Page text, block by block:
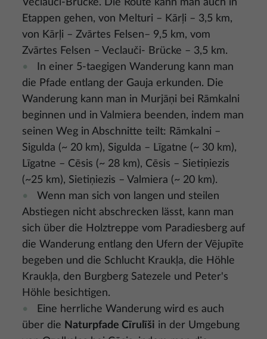
Veclauči-Brücke. Die Route kann man auch in
Etappen gehen, von Melturi – Kārļi – 3,5 km,
von Kārļi – Zvārtes Felsen– 9,5 km, vom
Zvārtes Felsen – Veclauči- Brücke – 3,5 km.
In einer 5-taegigen Wanderung kann man
die Pfade entlang der Gauja erkunden. Die
Wanderung kann man in Murjāņi bei Rāmkalni
beginnen und in Valmiera beenden, indem man
seinen Weg in Abschnitte teilt: Rāmkalni –
Sigulda (~ 20 km), Sigulda – Līgatne (~ 30 km),
Līgatne – Cēsis (~ 28 km), Cēsis – Sietiņiezis
(~25 km), Sietiņiezis – Valmiera (~ 20 km).
Wenn man sich von langen und steilen
Abstiegen nicht abschrecken lässt, kann man
sich über die Holztreppe vom Paradiesberg auf
die Wanderung entlang den Ufern der Vējupīte
begeben und die Schlucht Kraukļa, die Höhle
Kraukļa, den Burgberg Satezele und Peter's
Höhle besichtigen.
Eine herrliche Wanderung wird es auch
über die Naturpfade Cīrulīši in der Umgebung